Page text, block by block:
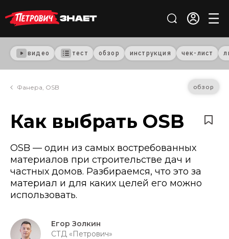
видео тест обзор инструкция чек-лист
Фанера, OSB обзор
Как выбрать OSB
Егор Золкин
СТД «Петрович»
OSB — один из самых востребованных
материалов при строительстве дач и
частных домов. Разбираемся, что это за
материал и для каких целей его можно
использовать.